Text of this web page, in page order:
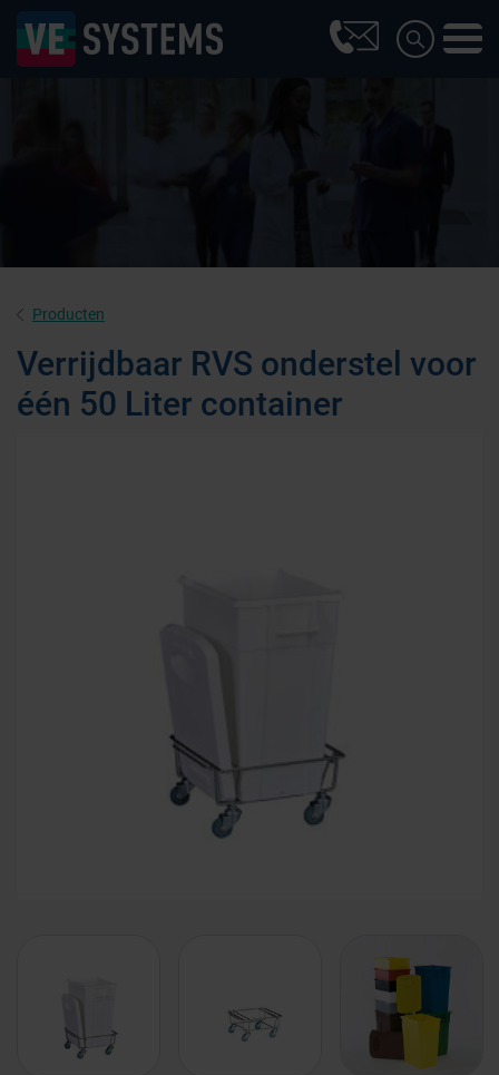
Producten
Verrijdbaar RVS onderstel voor
één 50 Liter container